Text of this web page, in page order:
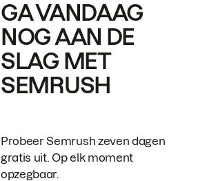
GA VANDAAG
NOG AAN DE
SLAG MET
SEMRUSH
Probeer Semrush zeven dagen
gratis uit. Op elk moment
opzegbaar.